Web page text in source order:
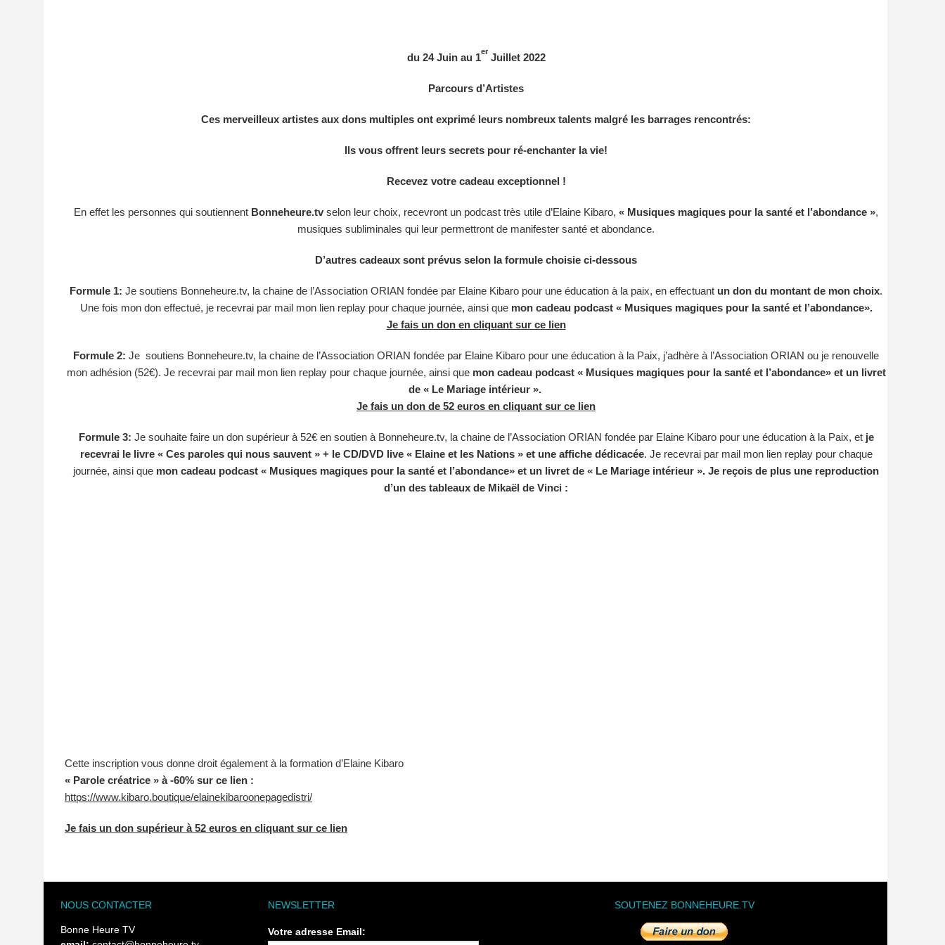
du 24 Juin au 1
er
Juillet 2022
Parcours d’Artistes
Ces merveilleux artistes aux dons multiples ont exprimé leurs nombreux talents malgré les barrages rencontrés:
Ils vous offrent leurs secrets pour ré-enchanter la vie!
Recevez votre cadeau exceptionnel !
En effet les personnes qui soutiennent Bonneheure.tv selon leur choix, recevront un podcast très utile d’Elaine Kibaro, « Musiques magiques pour la santé et l’abondance »,
musiques subliminales qui leur permettront de manifester santé et abondance.
D’autres cadeaux sont prévus selon la formule choisie ci-dessous
Formule 1: Je soutiens Bonneheure.tv, la chaine de l’Association ORIAN fondée par Elaine Kibaro pour une éducation à la paix, en effectuant un don du montant de mon choix.
Une fois mon don effectué, je recevrai par mail mon lien replay pour chaque journée, ainsi que mon cadeau podcast « Musiques magiques pour la santé et l’abondance».
Je fais un don en cliquant sur ce lien
Formule 2: Je soutiens Bonneheure.tv, la chaine de l’Association ORIAN fondée par Elaine Kibaro pour une éducation à la Paix, j’adhère à l’Association ORIAN ou je renouvelle
mon adhésion (52€). Je recevrai par mail mon lien replay pour chaque journée, ainsi que mon cadeau podcast « Musiques magiques pour la santé et l’abondance» et un livret
de « Le Mariage intérieur ».
Je fais un don de 52 euros en cliquant sur ce lien
Formule 3: Je souhaite faire un don supérieur à 52€ en soutien à Bonneheure.tv, la chaine de l’Association ORIAN fondée par Elaine Kibaro pour une éducation à la Paix, et je
recevrai le livre « Ces paroles qui nous sauvent » + le CD/DVD live « Elaine et les Nations » et une affiche dédicacée. Je recevrai par mail mon lien replay pour chaque
journée, ainsi que mon cadeau podcast « Musiques magiques pour la santé et l’abondance» et un livret de « Le Mariage intérieur ». Je reçois de plus une reproduction
d’un des tableaux de Mikaël de Vinci :
Cette inscription vous donne droit également à la formation d’Elaine Kibaro
« Parole créatrice » à -60% sur ce lien :
https://www.kibaro.boutique/elainekibaroonepagedistri/
Je fais un don supérieur à 52 euros en cliquant sur ce lien
NOUS CONTACTER
Bonne Heure TV
NEWSLETTER
Votre adresse Email:
SOUTENEZ BONNEHEURE.TV